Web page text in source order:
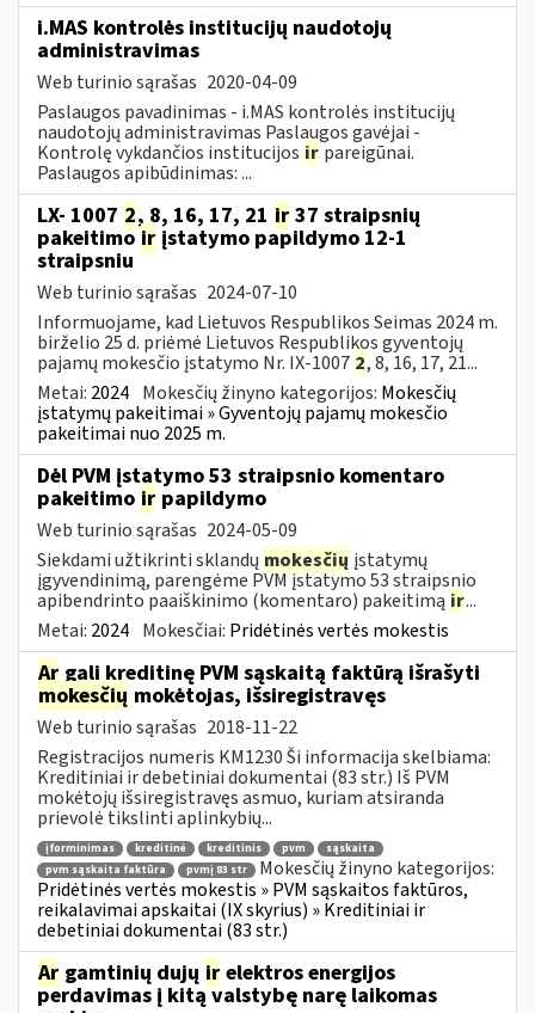
i.MAS kontrolės institucijų naudotojų
administravimas
Web turinio sąrašas 2020-04-09
Paslaugos pavadinimas - i.MAS kontrolės institucijų
naudotojų administravimas Paslaugos gavėjai -
Kontrolę vykdančios institucijos ir pareigūnai.
Paslaugos apibūdinimas: ...
LX- 1007 2, 8, 16, 17, 21 ir 37 straipsnių
pakeitimo ir įstatymo papildymo 12-1
straipsniu
Web turinio sąrašas 2024-07-10
Informuojame, kad Lietuvos Respublikos Seimas 2024 m.
birželio 25 d. priėmė Lietuvos Respublikos gyventojų
pajamų mokesčio įstatymo Nr. IX-1007 2, 8, 16, 17, 21...
Metai: 2024 Mokesčių žinyno kategorijos: Mokesčių
įstatymų pakeitimai » Gyventojų pajamų mokesčio
pakeitimai nuo 2025 m.
Dėl PVM įstatymo 53 straipsnio komentaro
pakeitimo ir papildymo
Web turinio sąrašas 2024-05-09
Siekdami užtikrinti sklandų mokesčių įstatymų
įgyvendinimą, parengėme PVM įstatymo 53 straipsnio
apibendrinto paaiškinimo (komentaro) pakeitimą ir...
Metai: 2024 Mokesčiai: Pridėtinės vertės mokestis
Ar gali kreditinę PVM sąskaitą faktūrą išrašyti
mokesčių mokėtojas, išsiregistravęs
Web turinio sąrašas 2018-11-22
Registracijos numeris KM1230 Ši informacija skelbiama:
Kreditiniai ir debetiniai dokumentai (83 str.) Iš PVM
mokėtojų išsiregistravęs asmuo, kuriam atsiranda
prievolė tikslinti aplinkybių...
įforminimas kreditinė kreditinis pvm
sąskaita
pvm sąskaita faktūra
pvmį 83 str
Mokesčių žinyno kategorijos:
Pridėtinės vertės mokestis » PVM sąskaitos faktūros,
reikalavimai apskaitai (IX skyrius) » Kreditiniai ir
debetiniai dokumentai (83 str.)
Ar gamtinių dujų ir elektros energijos
perdavimas į kitą valstybę narę laikomas